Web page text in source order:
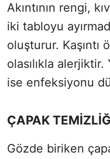
Akıntının rengi,
iki tabloyu
oluşturur. Kaşıntı
olasılıkla alerjiktir.
ise enfeksiyonu
ÇAPAK
Gözde biriken